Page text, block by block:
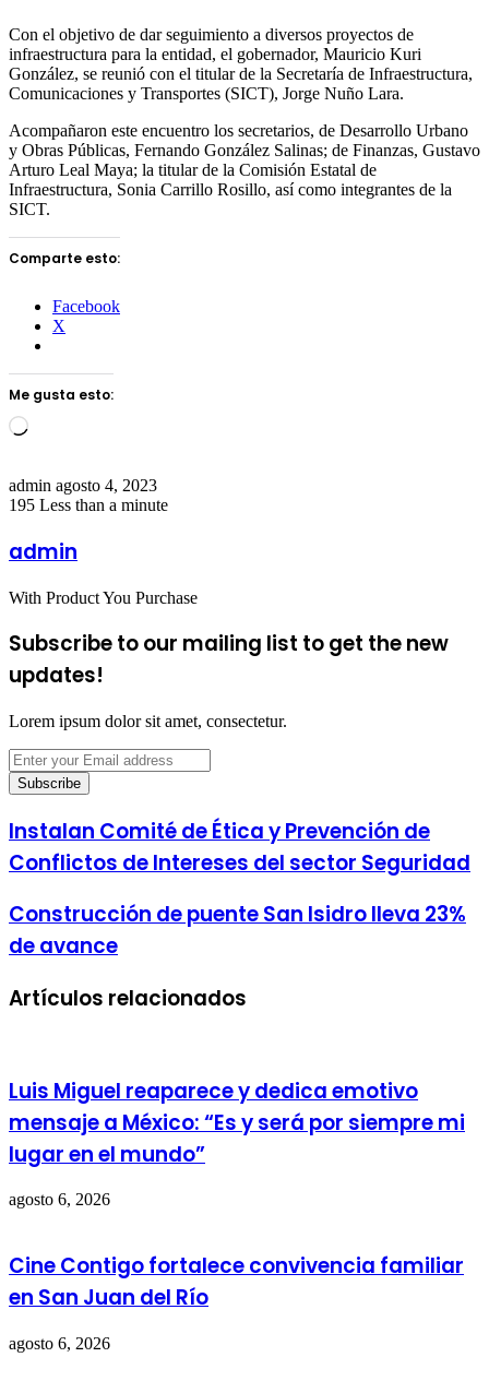
Con el objetivo de dar seguimiento a diversos proyectos de
infraestructura para la entidad, el gobernador, Mauricio Kuri
González, se reunió con el titular de la Secretaría de Infraestructura,
Comunicaciones y Transportes (SICT), Jorge Nuño Lara.
Acompañaron este encuentro los secretarios, de Desarrollo Urbano
y Obras Públicas, Fernando González Salinas; de Finanzas, Gustavo
Arturo Leal Maya; la titular de la Comisión Estatal de
Infraestructura, Sonia Carrillo Rosillo, así como integrantes de la
SICT.
Comparte esto:
Facebook
X
Me gusta esto:
Loading…
admin Send
an
agosto 4, 2023
195 Less than a minute
admin
With Product You Purchase
Subscribe to our mailing list to get the new
updates!
Lorem ipsum dolor sit amet, consectetur.
Enter
your
Email
Instalan Comité de Ética y Prevención de
Conflictos de Intereses del sector Seguridad
Construcción de puente San Isidro lleva 23%
de avance
Artículos relacionados
Luis Miguel reaparece y dedica emotivo
mensaje a México: “Es y será por siempre mi
lugar en el mundo”
agosto 6, 2026
Cine Contigo fortalece convivencia familiar
en San Juan del Río
agosto 6, 2026